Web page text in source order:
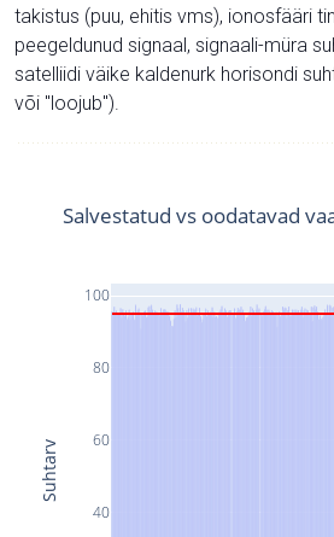
takistus (puu, ehitis vms), ionosfääri
peegeldunud signaal, signaali-müra
satelliidi väike kaldenurk horisondi
või "loojub").
40
60
80
100
Salvestatud vs oodatavad
Suhtarv